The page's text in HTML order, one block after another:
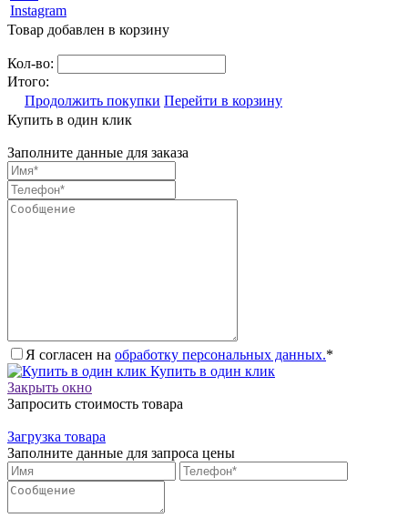
Instagram
Товар добавлен в корзину
Кол-во:
Итого:
Продолжить покупки Перейти в корзину
Купить в один клик
Заполните данные для заказа
Я согласен на обработку персональных данных.*
Купить в один клик
Закрыть окно
Запросить стоимость товара
Загрузка товара
Заполните данные для запроса цены